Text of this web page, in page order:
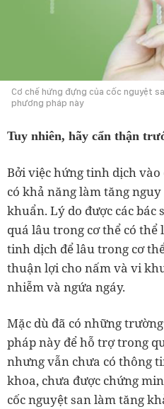
Cơ chế hứng đựng của cốc nguyệt
phương pháp này
Tuy nhiên, hãy cẩn thận
Bởi việc hứng tinh dịch
có khả năng làm tăng
khuẩn. Lý do được các bác
quá lâu trong cơ thể có
tinh dịch để lâu trong cơ
thuận lợi cho nấm và vi
nhiễm và ngứa ngáy.
Mặc dù đã có những
pháp này để hỗ trợ trong
nhưng vẫn chưa có thông
khoa, chưa được chứng
cốc nguyệt san làm tăng